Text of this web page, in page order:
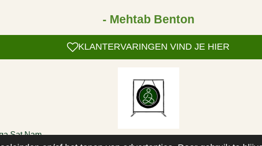
- Mehtab Benton
KLANTERVARINGEN VIND JE HIER
Sat Nam